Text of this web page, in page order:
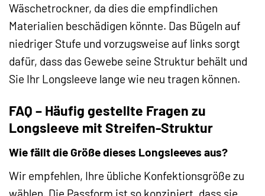
Wäschetrockner, da dies die empfindlichen
Materialien beschädigen könnte. Das Bügeln auf
niedriger Stufe und vorzugsweise auf links sorgt
dafür, dass das Gewebe seine Struktur behält und
Sie Ihr Longsleeve lange wie neu tragen können.
FAQ – Häufig gestellte Fragen zu
Longsleeve mit Streifen-Struktur
Wie fällt die Größe dieses Longsleeves aus?
Wir empfehlen, Ihre übliche Konfektionsgröße zu
wählen. Die Passform ist so konzipiert, dass sie